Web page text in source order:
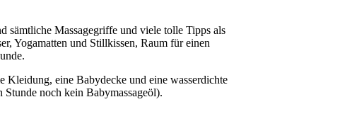
sämtliche Massagegriffe und viele tolle Tipps als
Yogamatten und Stillkissen, Raum für einen
Kleidung, eine Babydecke und eine wasserdichte
Stunde noch kein Babymassageöl).